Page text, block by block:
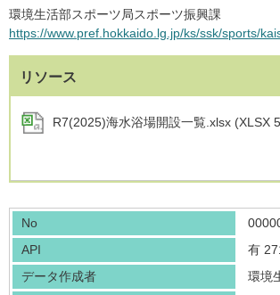
環境生活部スポーツ局スポーツ振興課
https://www.pref.hokkaido.lg.jp/ks/ssk/sports/
リソース
R7(2025)海水浴場開設一覧.xlsx (XLSX
No
API
有
データ作成者
環境